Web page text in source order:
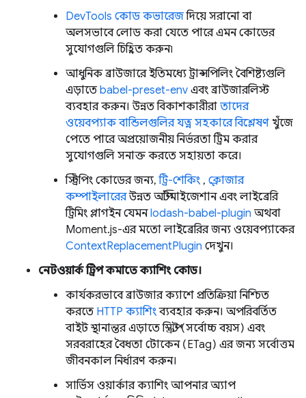
DevTools কোড কভারেজদিয়ে সরানো বা
অলসভাবে লোড করা যেতে পারে এমন কোডের
সুযোগগুলি চিহ্নিত করুন৷
আধুনিক ব্রাউজারে ইতিমধ্যে ট্রান্সপিলিং বৈশিষ্ট্যগুলি
এড়াতে babel-preset-env এবং ব্রাউজারলিস্ট
ব্যবহার করুন। উন্নত বিকাশকারীরা তাদের
ওয়েবপ্যাক বান্ডিলগুলির যত্ন সহকারে বিশ্লেষণ খুঁজে
পেতে পারে অপ্রয়োজনীয় নির্ভরতা ট্রিম করার
সুযোগগুলি সনাক্ত করতে সহায়তা করে।
স্ট্রিপিং কোডের জন্য,ট্রি-শেকিং , ক্লোজার
কম্পাইলারেরউন্নত অপ্টিমাইজেশান এবং লাইব্রেরি
ট্রিমিং প্লাগইন যেমনlodash-babel-plugin অথবা
Moment.js-এর মতো লাইব্রেরির জন্য ওয়েবপ্যাকের
ContextReplacementPlugin দেখুন।
নেটওয়ার্ক ট্রিপ কমাতে ক্যাশিং কোড।
কার্যকরভাবে ব্রাউজার ক্যাশে প্রতিক্রিয়া নিশ্চিত
করতে HTTP ক্যাশিংব্যবহার করুন। অপরিবর্তিত
বাইট স্থানান্তর এড়াতে স্ক্রিপ্ট (সর্বোচ্চ বয়স) এবং
সরবরাহের বৈধতা টোকেন (ETag) এর জন্য সর্বোত্তম
জীবনকাল নির্ধারণ করুন।
সার্ভিস ওয়ার্কার ক্যাশিং আপনার অ্যাপ